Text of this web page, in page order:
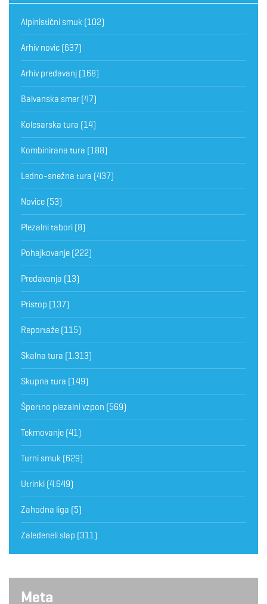
Alpinistični smuk (102)
Arhiv novic (637)
Arhiv predavanj (168)
Balvanska smer (47)
Kolesarska tura (14)
Kombinirana tura (188)
Ledno-snežna tura (437)
Novice (53)
Plezalni tabori (8)
Pohajkovanje (222)
Predavanja (13)
Pristop (137)
Reportaže (115)
Skalna tura (1.313)
Skupna tura (149)
Športno plezalni vzpon (569)
Tekmovanje (41)
Turni smuk (629)
Utrinki (4.649)
Zahodna liga (5)
Zaledeneli slap (311)
Meta